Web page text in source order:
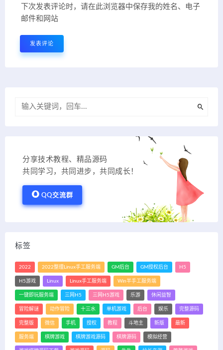
下次发表评论时，请在此浏览器中保存我的姓名、电子
邮件和网站
分享技术教程、精品源码
共同学习，共同进步，共同成长！
QQ交流群
标签
2022 2022整理Linux手工服务端 GM后台 GM授权后台 H5
H5游戏 Linux Linux手工服务端 Win半手工服务端
一键即玩服务端 三网H5 三网H5游戏 乐游 休闲益智
冒险解谜 动作冒险 十三水 单机游戏 后台 娱乐 完整源码
完整版 微信 手机 授权 教程 斗地主 新版 最新
服务端 棋牌游戏 棋牌游戏源码 棋牌源码 模拟经营